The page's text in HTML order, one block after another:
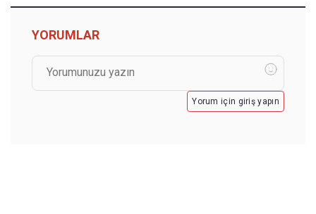
YORUMLAR
Yorum için giriş yapın